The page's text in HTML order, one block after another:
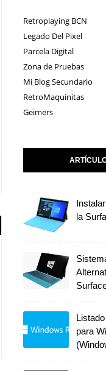
Retroplaying BCN
Legado Del Pixel
Parcela Digital
Zona de Pruebas
Mi Blog Secundario
RetroMaquinitas
Geimers
la
para